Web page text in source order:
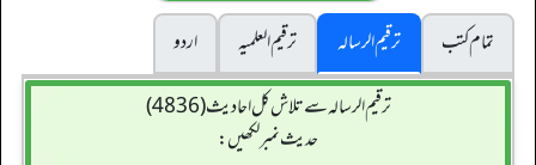
تمام کتب
ترقیم الرسالہ ترقیم العلمیہ
اردو
ترقیم الرسالہ سے تلاش کل احادیث (4836)
حدیث نمبر لکھیں: